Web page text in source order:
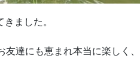
ました。
達にも恵まれ本当に楽しく、